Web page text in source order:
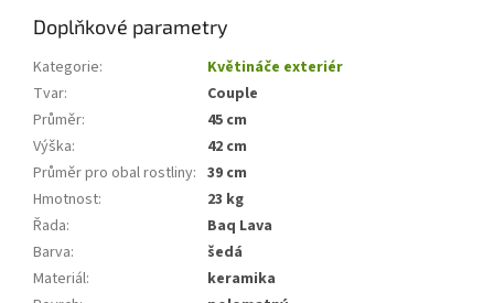
Doplňkové parametry
Kategorie:
Květináče exteriér
Tvar:
Couple
Průměr:
45 cm
Výška:
42 cm
Průměr pro obal rostliny: 39 cm
Hmotnost:
23 kg
Řada:
Baq Lava
Barva:
šedá
Materiál:
keramika